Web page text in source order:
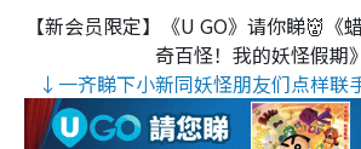
【新会员限定】《U GO》请你睇👹《
奇百怪！我的妖怪假期
↓一齐睇下小新同妖怪朋友们点样联